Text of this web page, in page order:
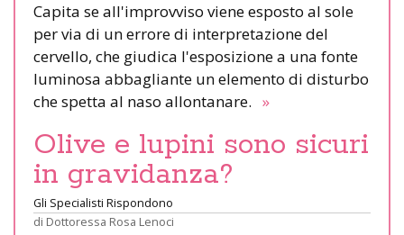
Capita se all'improvviso viene esposto al sole
per via di un errore di interpretazione del
cervello, che giudica l'esposizione a una fonte
luminosa abbagliante un elemento di disturbo
che spetta al naso allontanare. »
Olive e lupini sono sicuri
in gravidanza?
Gli Specialisti Rispondono
di Dottoressa Rosa Lenoci